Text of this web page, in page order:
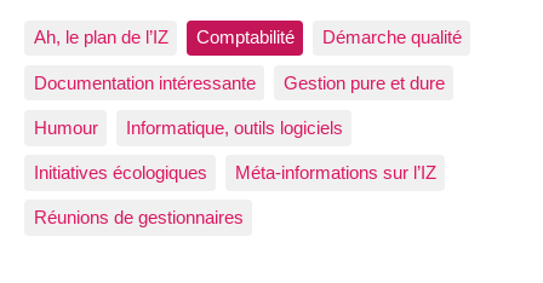
Ah, le plan de l’IZ Comptabilité Démarche qualité
Documentation intéressante Gestion pure et dure
Humour Informatique, outils logiciels
Initiatives écologiques Méta-informations sur l’IZ
Réunions de gestionnaires